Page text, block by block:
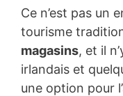
Ce n’est pas un
tourisme
magasins, et il
irlandais et
une option pour